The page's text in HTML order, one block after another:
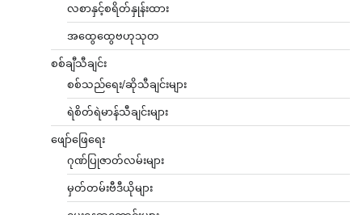
လစာနှင့်စရိတ်နှုန်းထား
အထွေထွေဗဟုသုတ
စစ်ချီသီချင်း
စစ်သည်ရေး/ဆိုသီချင်းများ
ရဲစိတ်ရဲမာန်သီချင်းများ
ဖျော်ဖြေရေး
ဂုဏ်ပြုဇာတ်လမ်းများ
မှတ်တမ်းဗီဒီယိုများ